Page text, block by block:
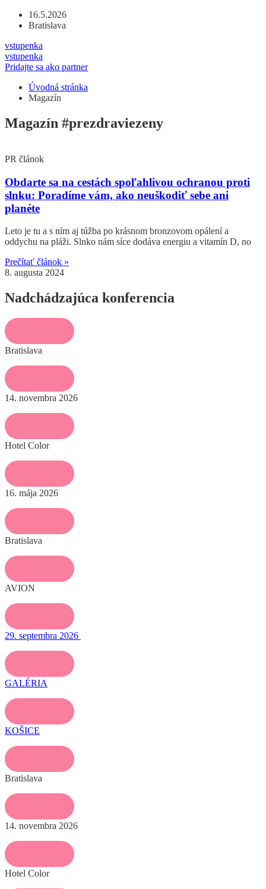
16.5.2026
Bratislava
vstupenka
vstupenka
Pridajte sa ako partner
Úvodná stránka
Magazín
Magazín #prezdraviezeny
PR článok
Obdarte sa na cestách spoľahlivou ochranou proti
slnku: Poradíme vám, ako neuškodiť sebe ani
planéte
Leto je tu a s ním aj túžba po krásnom bronzovom opálení a
oddychu na pláži. Slnko nám síce dodáva energiu a vitamín D, no
Prečítať článok »
8. augusta 2024
Nadchádzajúca konferencia
Bratislava
14. novembra 2026
Hotel Color
16. mája 2026
Bratislava
AVION
29. septembra 2026
GALÉRIA
KOŠICE
Bratislava
14. novembra 2026
Hotel Color